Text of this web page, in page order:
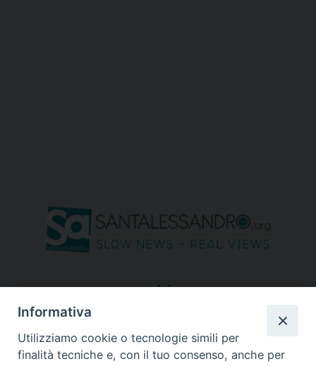
seguici su
Informativa
Utilizziamo cookie o tecnologie simili per
finalità tecniche e, con il tuo consenso, anche per